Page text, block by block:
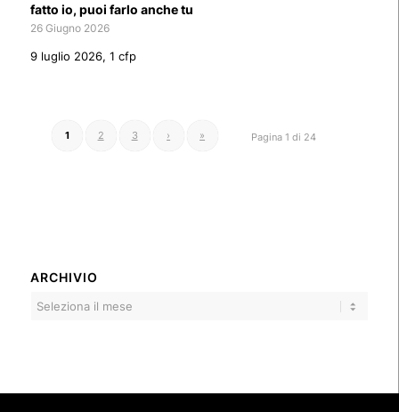
fatto io, puoi farlo anche tu
26 Giugno 2026
9 luglio 2026, 1 cfp
Pagina 1 di 24
1 2 3 › »
ARCHIVIO